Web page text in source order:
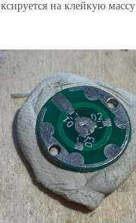
на клейкую массу